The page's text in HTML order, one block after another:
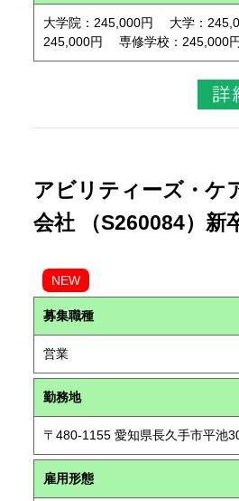
大学院：245,000円 大学：
245,000円 専修学校：245,000円
アビリティーズ・ケ
会社 （S260084）新
NEW
募集職種
営業
勤務地
〒480-1155 愛知県長久手市平池
雇用形態